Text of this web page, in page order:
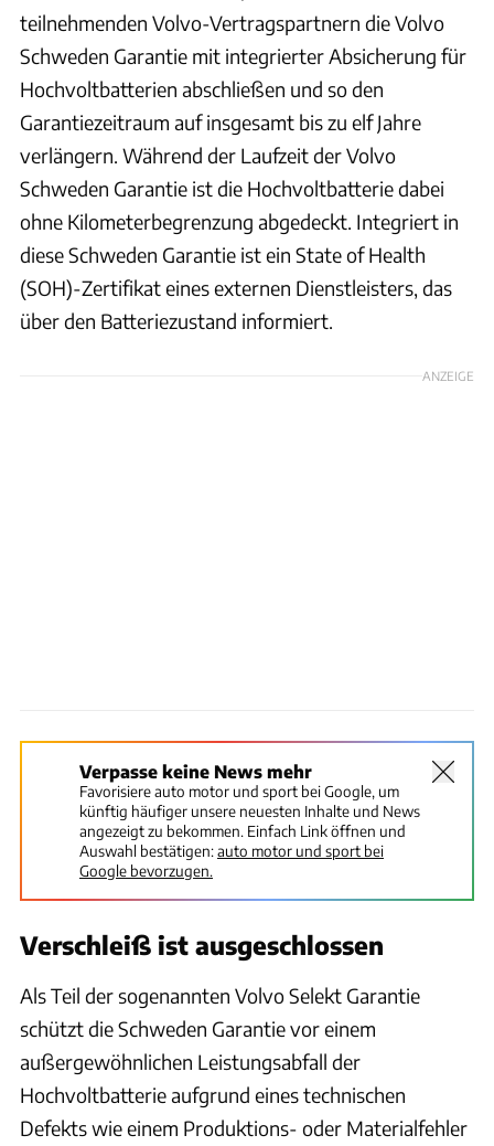
teilnehmenden Volvo-Vertragspartnern die Volvo
Schweden Garantie mit integrierter Absicherung für
Hochvoltbatterien abschließen und so den
Garantiezeitraum auf insgesamt bis zu elf Jahre
verlängern. Während der Laufzeit der Volvo
Schweden Garantie ist die Hochvoltbatterie dabei
ohne Kilometerbegrenzung abgedeckt. Integriert in
diese Schweden Garantie ist ein State of Health
(SOH)-Zertifikat eines externen Dienstleisters, das
über den Batteriezustand informiert.
ANZEIGE
Verpasse keine News mehr
Favorisiere auto motor und sport bei Google, um
künftig häufiger unsere neuesten Inhalte und News
angezeigt zu bekommen. Einfach Link öffnen und
Auswahl bestätigen:auto motor und sport bei
Google bevorzugen.
Verschleiß ist ausgeschlossen
Als Teil der sogenannten Volvo Selekt Garantie
schützt die Schweden Garantie vor einem
außergewöhnlichen Leistungsabfall der
Hochvoltbatterie aufgrund eines technischen
Defekts wie einem Produktions- oder Materialfehler